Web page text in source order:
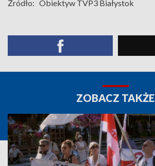
Źródło: Obiektyw TVP3 Białystok
ZOBACZ TAKŻE